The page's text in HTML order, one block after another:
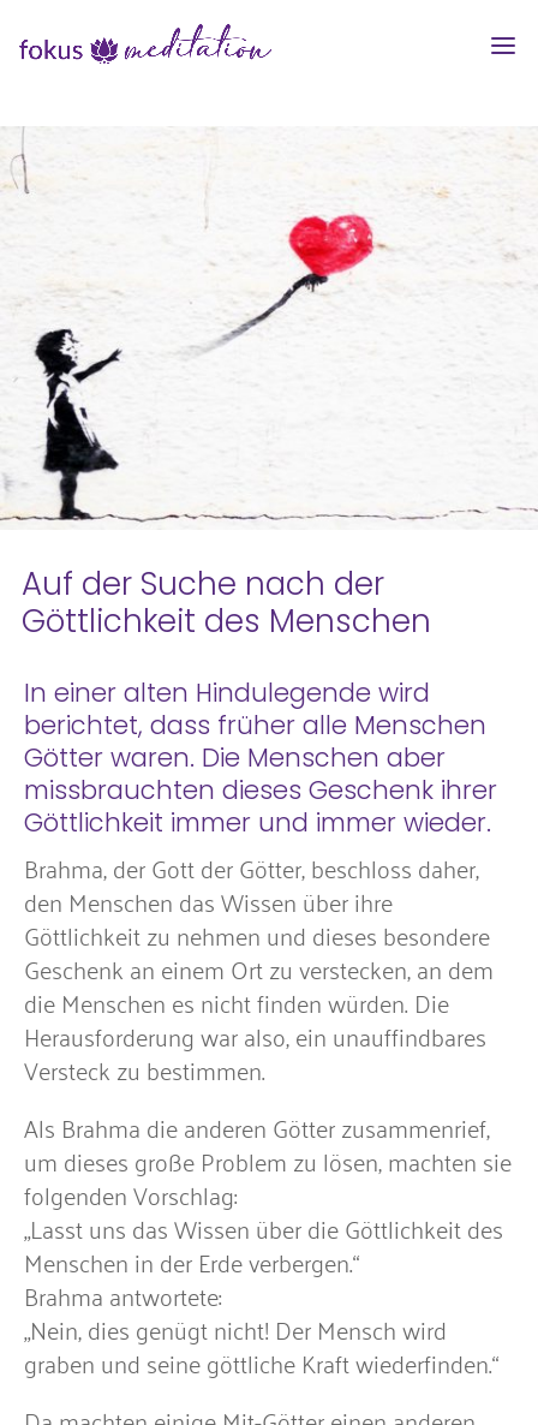
Auf der Suche nach der
Göttlichkeit des Menschen
In einer alten Hindulegende wird
berichtet, dass früher alle Menschen
Götter waren. Die Menschen aber
missbrauchten dieses Geschenk ihrer
Göttlichkeit immer und immer wieder.
Brahma, der Gott der Götter, beschloss daher,
den Menschen das Wissen über ihre
Göttlichkeit zu nehmen und dieses besondere
Geschenk an einem Ort zu verstecken, an dem
die Menschen es nicht finden würden. Die
Herausforderung war also, ein unauffindbares
Versteck zu bestimmen.
Als Brahma die anderen Götter zusammenrief,
um dieses große Problem zu lösen, machten sie
folgenden Vorschlag:
„Lasst uns das Wissen über die Göttlichkeit des
Menschen in der Erde verbergen.“
Brahma antwortete:
„Nein, dies genügt nicht! Der Mensch wird
graben und seine göttliche Kraft wiederfinden.“